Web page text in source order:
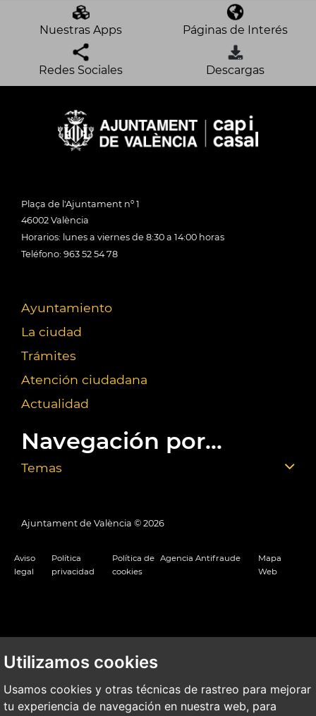
Utilizamos cookies
Usamos cookies y otras técnicas de rastreo para mejorar
tu experiencia de navegación en nuestra web, para
Nuestras Apps Páginas de Interés
Redes Sociales Descargas
Plaça de l'Ajuntament nº 1
46002 València
Horarios: lunes a viernes de 8:30 a 14:00 horas
Teléfono: 963 52 54 78
Ayuntamiento
La ciudad
Trámites
Atención ciudadana
Actualidad
Navegación por...
Temas
Ajuntament de València © 2026
Aviso
legal
Política
privacidad
Política de
cookies
Agencia Antifraude
Mapa
Web